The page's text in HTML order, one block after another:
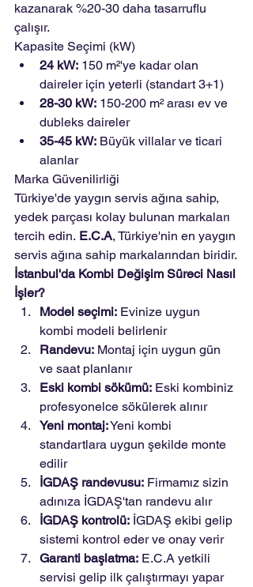
kazanarak %20-30 daha tasarruflu
çalışır.
Kapasite Seçimi (kW)
24 kW: 150 m²'ye kadar olan
daireler için yeterli (standart 3+1)
28-30 kW: 150-200 m² arası ev ve
dubleks daireler
35-45 kW: Büyük villalar ve ticari
alanlar
Marka Güvenilirliği
Türkiye'de yaygın servis ağına sahip,
yedek parçası kolay bulunan markaları
tercih edin. E.C.A, Türkiye'nin en yaygın
servis ağına sahip markalarından biridir.
İstanbul'da Kombi Değişim Süreci Nasıl
İşler?
Model seçimi: Evinize uygun
kombi modeli belirlenir
Randevu: Montaj için uygun gün
ve saat planlanır
Eski kombi sökümü: Eski kombiniz
profesyonelce sökülerek alınır
Yeni montaj: Yeni kombi
standartlara uygun şekilde monte
edilir
İGDAŞ randevusu: Firmamız sizin
adınıza İGDAŞ'tan randevu alır
İGDAŞ kontrolü: İGDAŞ ekibi gelip
sistemi kontrol eder ve onay verir
Garanti başlatma: E.C.A yetkili
servisi gelip ilk çalıştırmayı yapar